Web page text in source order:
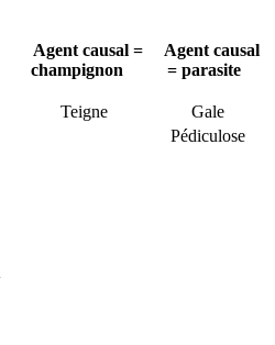
Agent causal =
champignon
Agent causal
= parasite
Teigne
Gale
Pédiculose